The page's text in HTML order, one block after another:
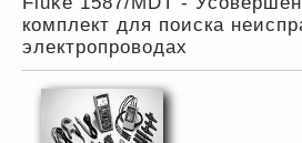
комплект для поиска
электропроводах